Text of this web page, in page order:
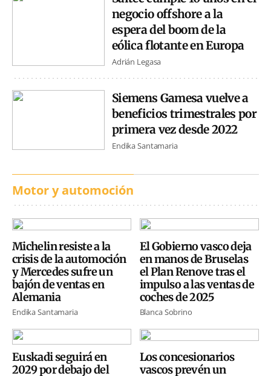
negocio offshore a la
espera del boom de la
eólica flotante en Europa
Adrián Legasa
Siemens Gamesa vuelve a
beneficios trimestrales por
primera vez desde 2022
Endika Santamaria
Motor y automoción
Michelin resiste a la
crisis de la automoción
y Mercedes sufre un
bajón de ventas en
Alemania
Endika Santamaria
El Gobierno vasco deja
en manos de Bruselas
el Plan Renove tras el
impulso a las ventas de
coches de 2025
Blanca Sobrino
Euskadi seguirá en
2029 por debajo del
Los concesionarios
vascos prevén un